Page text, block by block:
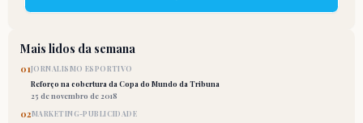
Mais lidos da semana
01JORNALISMO ESPORTIVO
Reforço na cobertura da Copa do Mundo da Tribuna
25 de novembro de 2018
02MARKETING-PUBLICIDADE